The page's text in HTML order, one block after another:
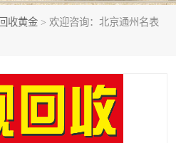
回收黄金 > 欢迎咨询：北京通州名表
回收钻石